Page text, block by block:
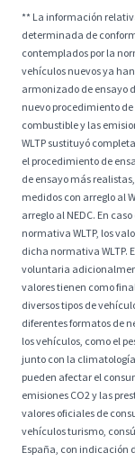
** La información
determinada de
contemplados por la
vehículos nuevos ya
armonizado de ensayo
nuevo procedimiento
combustible y las
WLTP sustituyó
el procedimiento de
de ensayo más
medidos con arreglo al
arreglo al NEDC. En
normativa WLTP, los
dicha normativa WLTP.
voluntaria
valores tienen como
diversos tipos de
diferentes formatos de
los vehículos, como el
junto con la
pueden afectar el
emisiones CO2 y las
valores oficiales de
vehículos turismo,
España, con indicación